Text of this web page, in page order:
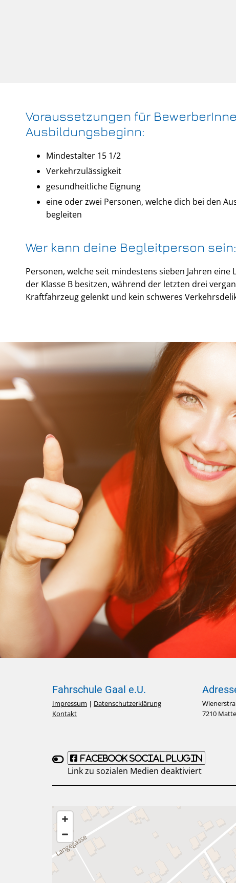
Voraussetzungen für
Ausbildungsbeginn:
Mindestalter 15 1/2
Verkehrzulässigkeit
gesundheitliche Eignung
eine oder zwei Personen, welche dich bei den
begleiten
Wer kann deine Begleitperson sein:
Personen, welche seit mindestens sieben Jahren eine
der Klasse B besitzen, während der letzten drei
Kraftfahrzeug gelenkt und kein schweres
Fahrschule Gaal e.U.
Impressum | Datenschutzerklärung
Kontakt
7210
Facebook Social Plugin